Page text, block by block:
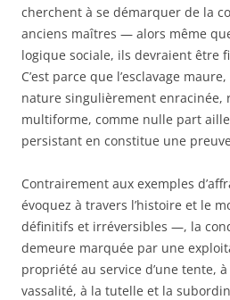
cherchent à se démarquer de la
anciens maîtres — alors même
logique sociale, ils devraient être
C’est parce que l’esclavage
nature singulièrement enracinée,
multiforme, comme nulle part
persistant en constitue une
Contrairement aux exemples
évoquez à travers l’histoire et le
définitifs et irréversibles —, la
demeure marquée par une
propriété au service d’une tente,
vassalité, à la tutelle et la